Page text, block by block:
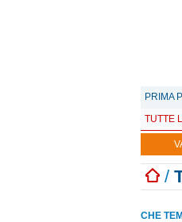
PRIMA
TUTTE
/
CHE